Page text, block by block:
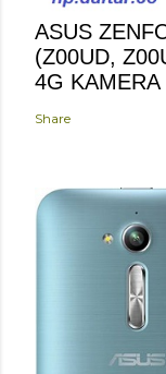
ASUS
(Z00UD,
4G
Share